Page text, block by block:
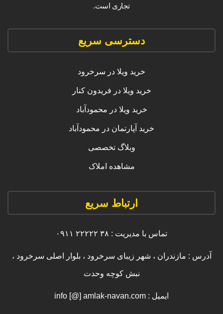
تجاری است.
دسترسی سریع
خرید ویلا در سرخرود
خرید ویلا در فریدون کنار
خرید ویلا در محمودآباد
خرید آپارتمان در محمودآباد
وبلاگ تخصصی
مشاهده املاک
ارتباط سریع
تماس با مدیریت : ۳۸ ۲۲۲۲۲ ۰۹۱۱
آدرس : مازندران ، شهر زیبای سرخرود ، بلوار اصلی سرخرود ،
نبش کوچه وحدت
ایمیل : info [@] amlak-navan.com